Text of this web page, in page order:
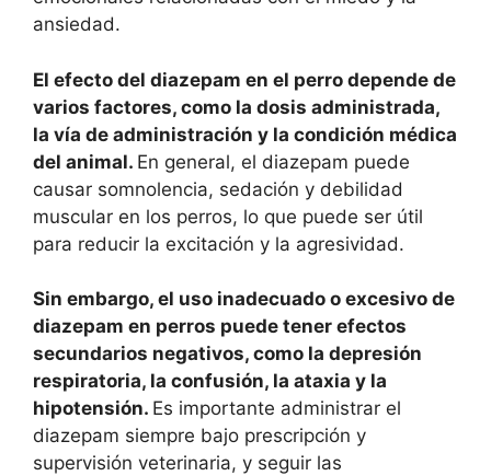
ansiedad.
El efecto del diazepam en el perro depende de
varios factores, como la dosis administrada,
la vía de administración y la condición médica
del animal. En general, el diazepam puede
causar somnolencia, sedación y debilidad
muscular en los perros, lo que puede ser útil
para reducir la excitación y la agresividad.
Sin embargo, el uso inadecuado o excesivo de
diazepam en perros puede tener efectos
secundarios negativos, como la depresión
respiratoria, la confusión, la ataxia y la
hipotensión. Es importante administrar el
diazepam siempre bajo prescripción y
supervisión veterinaria, y seguir las